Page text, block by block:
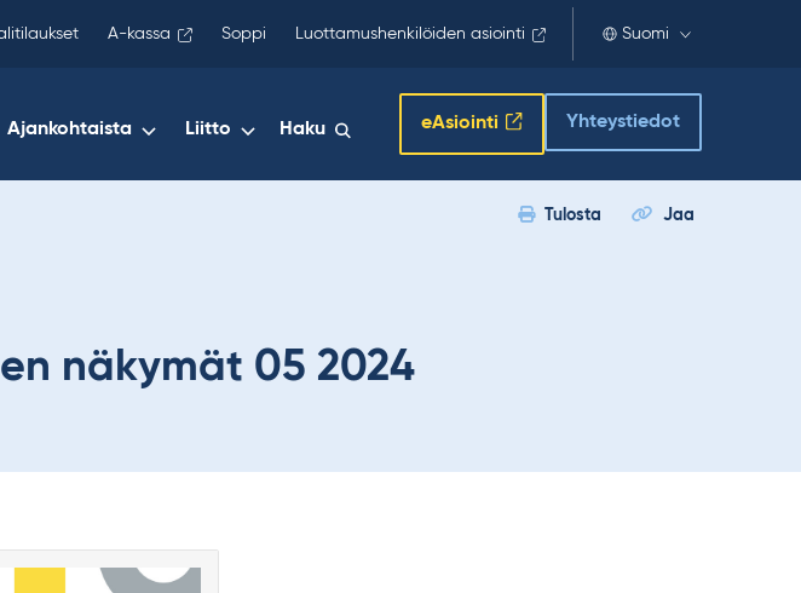
A-kassa Soppi Luottamushenkilöiden asiointi Suomi
Ajankohtaista Liitto Haku eAsiointi Yhteystiedot
Tulosta Jaa
näkymät 05 2024